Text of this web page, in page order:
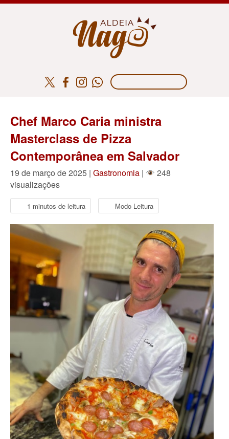
Chef Marco Caria ministra
Masterclass de Pizza
Contemporânea em Salvador
19 de março de 2025 | Gastronomia |
248
visualizações
1 minutos de leitura Modo Leitura